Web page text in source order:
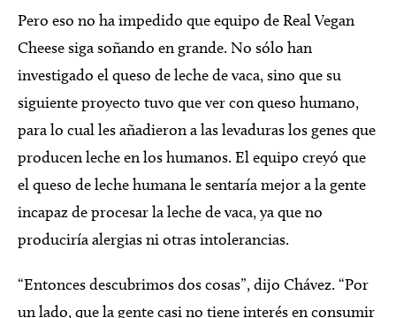
Pero eso no ha impedido que equipo de Real Vegan
Cheese siga soñando en grande. No sólo han
investigado el queso de leche de vaca, sino que su
siguiente proyecto tuvo que ver con queso humano,
para lo cual les añadieron a las levaduras los genes que
producen leche en los humanos. El equipo creyó que
el queso de leche humana le sentaría mejor a la gente
incapaz de procesar la leche de vaca, ya que no
produciría alergias ni otras intolerancias.
“Entonces descubrimos dos cosas”, dijo Chávez. “Por
un lado, que la gente casi no tiene interés en consumir